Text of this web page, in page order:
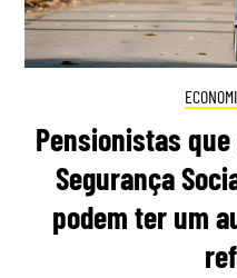
Pensionistas
Segurança
podem ter um